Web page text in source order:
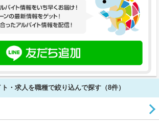
・求人を職種で絞り込んで探す（8件）